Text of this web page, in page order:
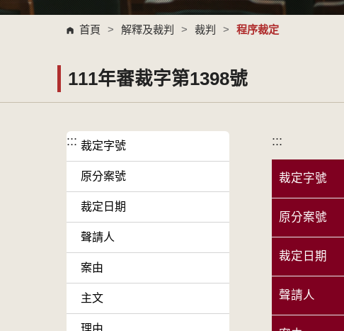
首頁 > 解釋及裁判 > 裁判 > 程序裁定
111年審裁字第1398號
::: 裁定字號
原分案號
裁定日期
聲請人
案由
主文
理由
:::
裁定字號
原分案號
裁定日期
聲請人